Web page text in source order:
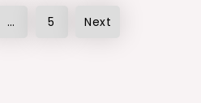
… 5 Next